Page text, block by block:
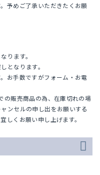
予めご了承いただきたくお願
ります。
となります。
お手数ですがフォーム・お電
販売商品の為、在庫切れの場
ンセルの申し出をお願いする
しくお願い申し上げます。